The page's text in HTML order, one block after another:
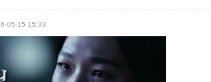
05-15 15:33